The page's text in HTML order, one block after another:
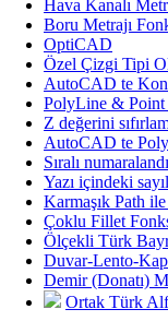
Hava Kanalı
Boru Metrajı
OptiCAD
Özel Çizgi Tipi
AutoCAD te Koni
PolyLine & Point
Z değerini
AutoCAD te
Sıralı
Yazı içindeki
Karmaşık Path
Çoklu Fillet
Ölçekli Türk
Duvar-Lento-
Demir (Donatı)
Ortak Türk